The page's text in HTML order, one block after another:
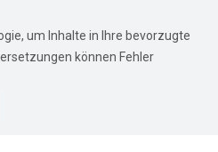
um Inhalte in Ihre bevorzugte
können Fehler